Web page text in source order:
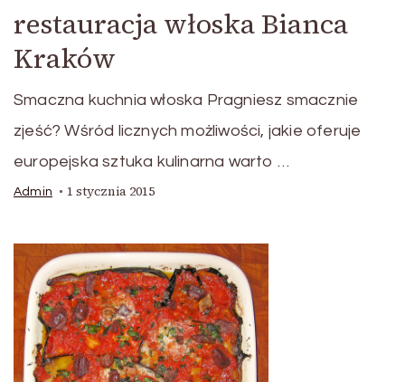
restauracja włoska Bianca
Kraków
Smaczna kuchnia włoska Pragniesz smacznie
zjeść? Wśród licznych możliwości, jakie oferuje
europejska sztuka kulinarna warto …
Admin 1 stycznia 2015